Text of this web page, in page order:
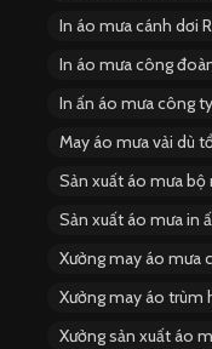
In áo mưa cánh dơi
In áo mưa công
In ấn áo mưa công
May áo mưa vải dù
Sản xuất áo mưa bộ
Sản xuất áo mưa in
Xưởng may áo mưa
Xưởng may áo trùm
Xưởng sản xuất áo